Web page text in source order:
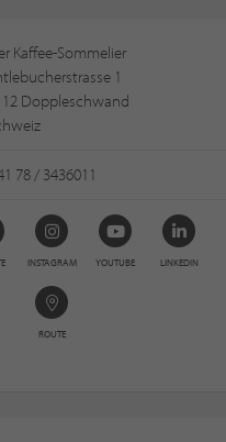
Kaffee-Sommelier
1
Doppleschwand
78 / 3436011
INSTAGRAM YOUTUBE LINKEDIN
ROUTE